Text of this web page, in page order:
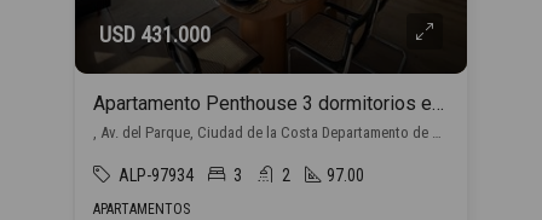
USD 431.000
Apartamento Penthouse 3 dormitorios en venta en Barra de Carrasco
, Av. del Parque, Ciudad de la Costa Departamento de Canelones, Uruguay, Barra de Carrasco, Ciudad de la Costa
ALP-97934 3 2 97.00
APARTAMENTOS